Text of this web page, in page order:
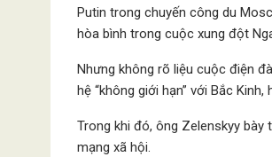
Putin trong chuyến công du
hòa bình trong cuộc xung đột
Nhưng không rõ liệu cuộc điện
hệ “không giới hạn” với Bắc
Trong khi đó, ông Zelenskyy
mạng xã hội.